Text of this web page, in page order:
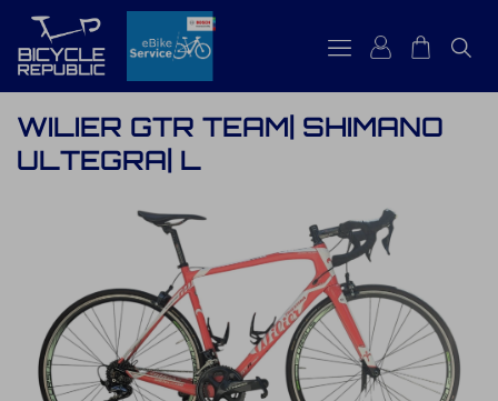
WILIER GTR TEAM| SHIMANO
ULTEGRA| LIT